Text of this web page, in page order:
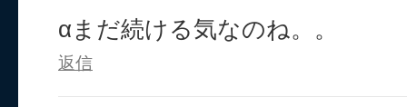
αまだ続ける気なのね。。
返信